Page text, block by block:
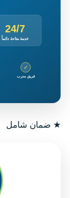
★ ضمان شامل